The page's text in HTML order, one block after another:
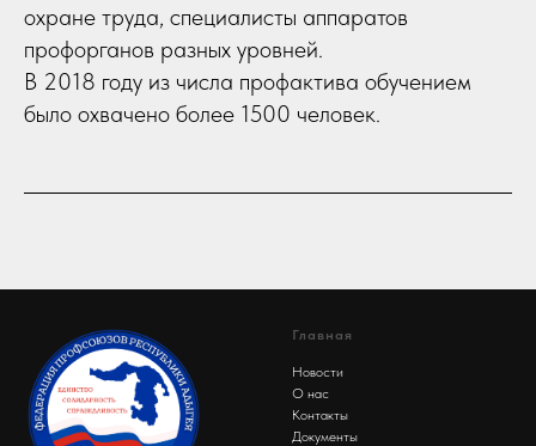
охране труда, специалисты аппаратов
профорганов разных уровней.
В 2018 году из числа профактива обучением
было охвачено более 1500 человек.
Главная
Новости
О нас
Контакты
Документы